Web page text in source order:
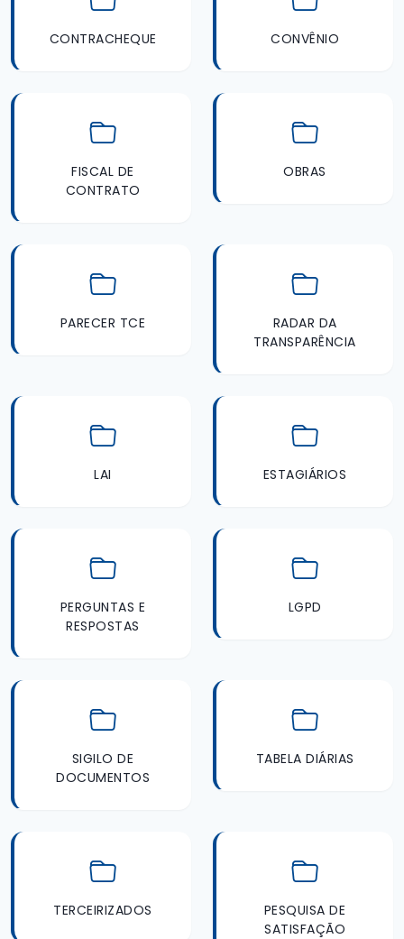
CONTRACHEQUE CONVÊNIO
FISCAL DE
CONTRATO
OBRAS
PARECER TCE
RADAR DA
TRANSPARÊNCIA
LAI ESTAGIÁRIOS
PERGUNTAS E
RESPOSTAS
LGPD
SIGILO DE
DOCUMENTOS
TABELA DIÁRIAS
TERCEIRIZADOS
PESQUISA DE
SATISFAÇÃO